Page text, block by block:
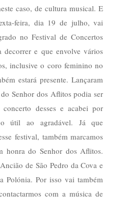
caso, de cultura musical. E
feira, dia 19 de julho, vai
no Festival de Concertos
decorrer e que envolve vários
inclusive o coro feminino no
estará presente. Lançaram
Senhor dos Aflitos podia ser
desses e acabei por
útil ao agradável. Já que
festival, também marcamos
honra do Senhor dos Aflitos.
de São Pedro da Cova e
Polónia. Por isso vai também
com a música de